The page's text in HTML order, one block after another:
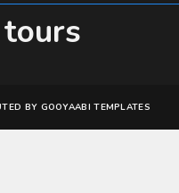
BY GOOYAABI TEMPLATES